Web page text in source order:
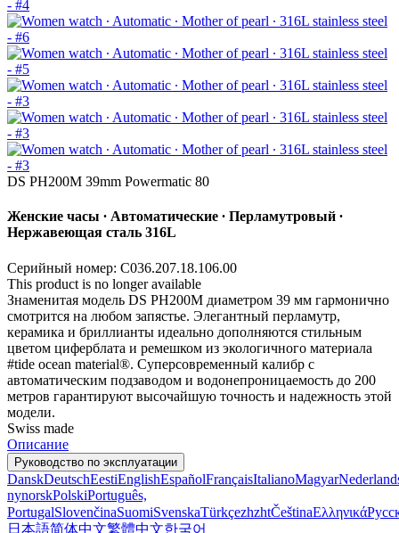
DS PH200M 39mm Powermatic 80
Женские часы ∙ Автоматические ∙ Перламутровый ∙
Нержавеющая сталь 316L
Серийный номер: C036.207.18.106.00
This product is no longer available
Знаменитая модель DS PH200M диаметром 39 мм гармонично
смотрится на любом запястье. Элегантный перламутр,
керамика и бриллианты идеально дополняются стильным
цветом циферблата и ремешком из экологичного материала
#tide ocean material®. Суперсовременный калибр с
автоматическим подзаводом и водонепроницаемость до 200
метров гарантируют высочайшую точность и надежность этой
модели.
Swiss made
Описание
Руководство по эксплуатации
DanskDeutschEestiEnglishEspañolFrançaisItalianoMagyar
nynorskPolskiPortuguês,
PortugalSlovenčinaSuomiSvenskaTürkçezhzhtČeštinaΕλληνικά
日本語简体中文繁體中文한국어